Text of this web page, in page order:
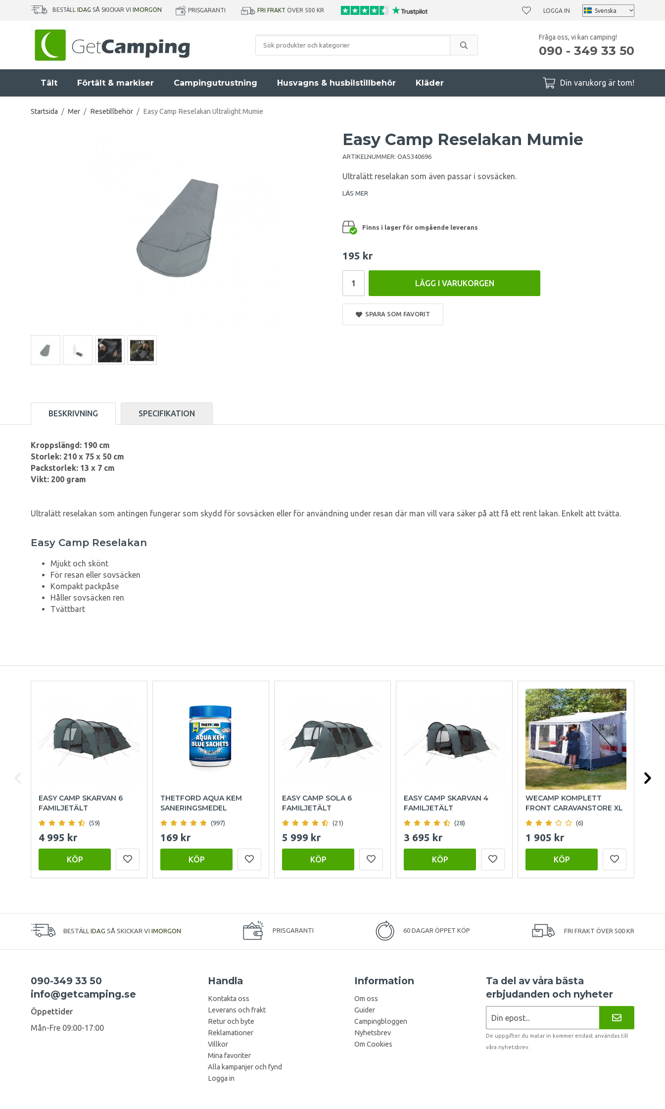
BESTÄLL IDAG SÅ SKICKAR VI IMORGON PRISGARANTI FRI FRAKT ÖVER 500 KR LOGGA IN
Fråga oss, vi kan camping!
090 - 349 33 50
Tält Förtält & markiser Campingutrustning Husvagns & husbilstillbehör Kläder Din varukorg är tom!
Startsida / Mer / Resetillbehör / Easy Camp Reselakan Ultralight Mumie
Easy Camp Reselakan Mumie
ARTIKELNUMMER: OAS340696
Ultralätt reselakan som även passar i sovsäcken.
LÄS MER
Finns i lager för omgående leverans
195 kr
LÄGG I VARUKORGEN
SPARA SOM FAVORIT
BESKRIVNING SPECIFIKATION
Kroppslängd: 190 cm
Storlek: 210 x 75 x 50 cm
Packstorlek: 13 x 7 cm
Vikt: 200 gram
Ultralätt reselakan som antingen fungerar som skydd för sovsäcken eller för användning under resan där man vill vara säker på att få ett rent lakan. Enkelt att tvätta.
Easy Camp Reselakan
Mjukt och skönt
För resan eller sovsäcken
Kompakt packpåse
Håller sovsäcken ren
Tvättbart
EASY CAMP SKARVAN 6
FAMILJETÄLT
(59)
4 995 kr
KÖP
THETFORD AQUA KEM
SANERINGSMEDEL
(997)
169 kr
KÖP
EASY CAMP SOLA 6
FAMILJETÄLT
(21)
5 999 kr
KÖP
EASY CAMP SKARVAN 4
FAMILJETÄLT
(28)
3 695 kr
KÖP
WECAMP KOMPLETT
FRONT CARAVANSTORE XL
(6)
1 905 kr
KÖP
BESTÄLL IDAG SÅ SKICKAR VI IMORGON PRISGARANTI 60 DAGAR ÖPPET KÖP FRI FRAKT ÖVER 500 KR
090-349 33 50
info@getcamping.se
Öppettider
Mån-Fre 09:00-17:00
Handla
Kontakta oss
Leverans och frakt
Retur och byte
Reklamationer
Villkor
Mina favoriter
Alla kampanjer och fynd
Logga in
Information
Om oss
Guider
Campingbloggen
Nyhetsbrev
Om Cookies
Ta del av våra bästa
erbjudanden och nyheter
De uppgifter du matar in kommer endast användas till
våra nyhetsbrev.